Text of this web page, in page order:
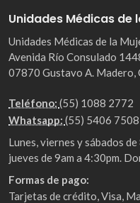
Unidades Médicas de
Unidades Médicas de la
Avenida Río Consulado
07870 Gustavo A. Madero,
Teléfono: (55) 1088 2772
Whatsapp: (55) 5406 7508
Lunes, viernes y sábados
jueves de 9am a 4:30pm.
Formas de pago:
Tarjetas de crédito, Visa,